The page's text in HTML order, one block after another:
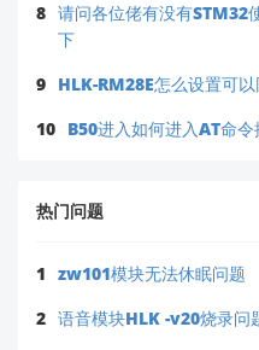
8 请问各位佬有没有STM32
下
9 HLK-RM28E怎么设置可
10 B50进入如何进入AT命令
热门问题
1 zw101模块无法休眠问题
2 语音模块HLK -v20烧录问